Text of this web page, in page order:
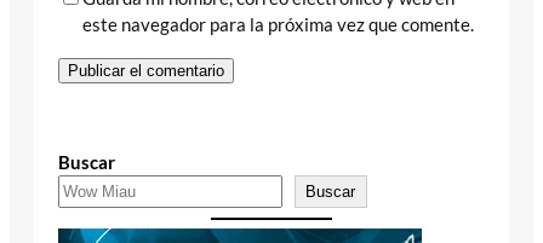
este navegador para la próxima vez que comente.
Buscar
Buscar